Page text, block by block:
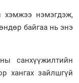
хэмжээ нэмэгдэж,
байгаа нь энэ
санхүүжилтийн
хангах зайлшгүй